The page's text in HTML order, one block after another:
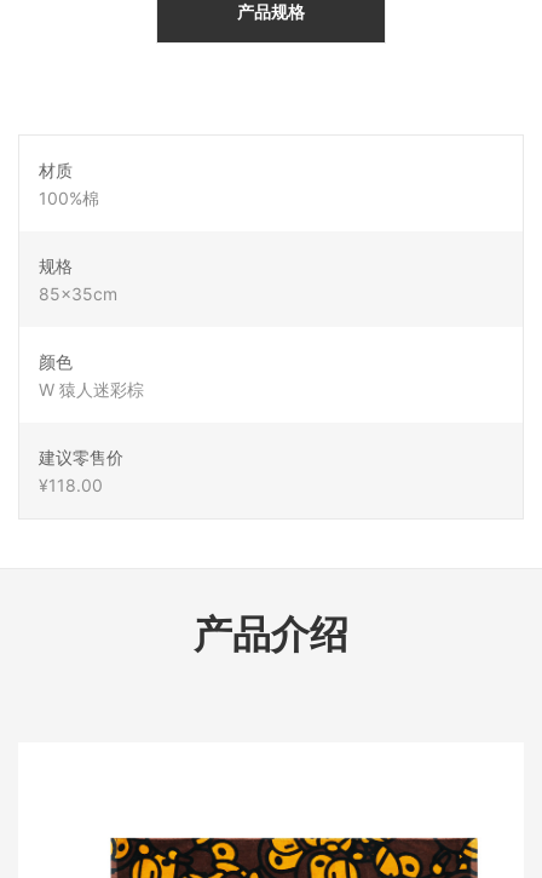
产品规格
材质
100%棉
规格
85x35cm
颜色
W 猿人迷彩棕
建议零售价
¥118.00
产品介绍